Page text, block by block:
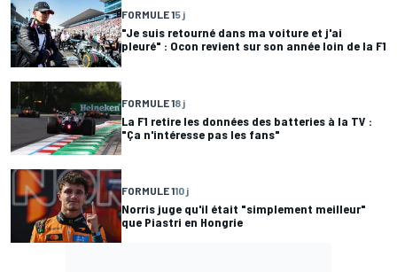
FORMULE 15 j
"Je suis retourné dans ma voiture et j'ai
pleuré" : Ocon revient sur son année loin de la F1
FORMULE 18 j
La F1 retire les données des batteries à la TV :
"Ça n'intéresse pas les fans"
FORMULE 110 j
Norris juge qu'il était "simplement meilleur"
que Piastri en Hongrie